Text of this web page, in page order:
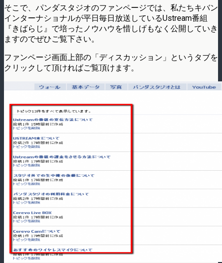
そこで、パンダスタジオのファンページでは、私たちキバン
インターナショナルが平日毎日放送しているUstream番組
『きばらじ』で培ったノウハウを惜しげもなく公開していき
ますのでぜひご覧下さい。
ファンページ画面上部の「ディスカッション」というタブを
クリックして頂ければご覧頂けます。